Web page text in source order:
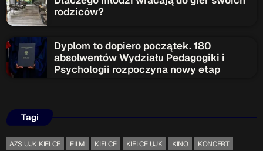
rodziców?
Dyplom to dopiero początek. 180
absolwentów Wydziału Pedagogiki i
Psychologii rozpoczyna nowy etap
Tagi
AZS UJK KIELCE FILM KIELCE KIELCE UJK KINO
KONCERT